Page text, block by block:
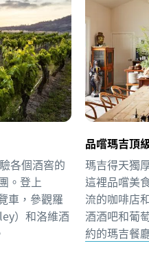
各個酒窖的
。登上
車，參觀羅
）和洛維酒
品嚐瑪吉頂
瑪吉得天獨
這裡品嚐美
流的咖啡店
酒酒吧和葡
約的瑪吉餐